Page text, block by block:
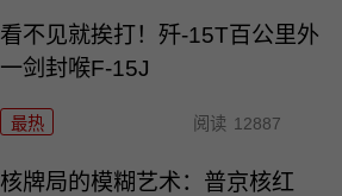
看不见就挨打！歼-15T百公里外
一剑封喉F-15J
最热 阅读 12887
核牌局的模糊艺术：普京核红